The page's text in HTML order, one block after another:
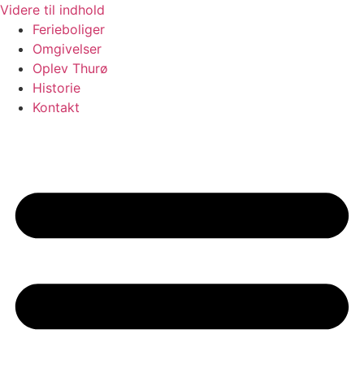
Videre til indhold
Ferieboliger
Omgivelser
Oplev Thurø
Historie
Kontakt